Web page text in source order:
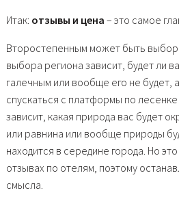
Итак: отзывы и цена – это самое
Второстепенным может быть выбор
выбора региона зависит, будет ли
галечным или вообще его не будет,
спускаться с платформы по
зависит, какая природа вас будет
или равнина или вообще природы
находится в середине города. Но
отзывах по отелям, поэтому
смысла.